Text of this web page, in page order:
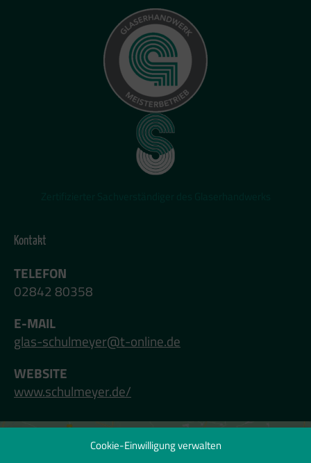
Cookie-Einwilligung verwalten
Kontakt
TELEFON
02842 80358
E-MAIL
glas-schulmeyer@t-online.de
WEBSITE
www.schulmeyer.de/
Klicken Sie hier, um Marketing-Cookies zu